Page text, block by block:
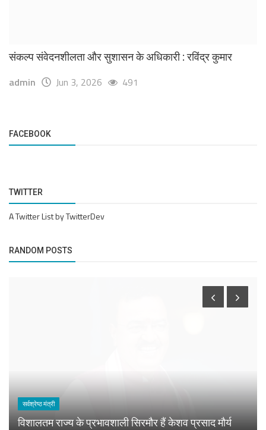
संकल्प संवेदनशीलता और सुशासन के अधिकारी : रविंद्र कुमार
admin Jun 3, 2026 491
FACEBOOK
TWITTER
A Twitter List by TwitterDev
RANDOM POSTS
सर्वश्रेष्ठ मंत्री
विशालतम राज्य के प्रभावशाली सिरमौर हैं केशव प्रसाद मौर्य